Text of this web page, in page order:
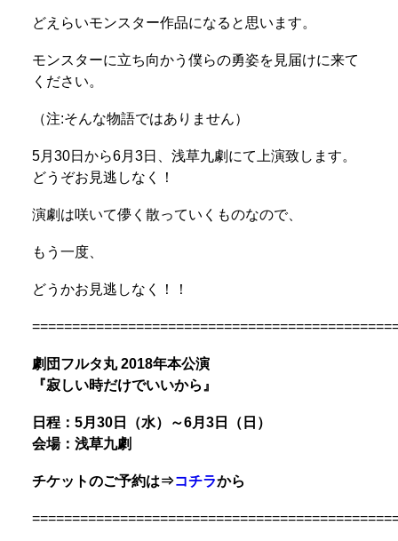
どえらいモンスター作品になると思います。
モンスターに立ち向かう僕らの勇姿を見届けに来て
ください。
（注:そんな物語ではありません）
5月30日から6月3日、浅草九劇にて上演致します。
どうぞお見逃しなく！
演劇は咲いて儚く散っていくものなので、
もう一度、
どうかお見逃しなく！！
劇団フルタ丸 2018年本公演
『寂しい時だけでいいから』
日程：5月30日（水）～6月3日（日）
会場：浅草九劇
チケットのご予約は⇒コチラから